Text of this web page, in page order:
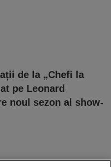
de la „Chefi la
pe Leonard
noul sezon al show-